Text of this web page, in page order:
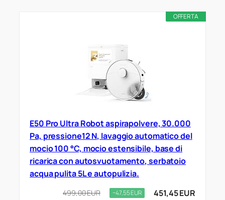
OFFERTA
E50 Pro Ultra Robot aspirapolvere, 30.000
Pa, pressione12 N, lavaggio automatico del
mocio 100 °C, mocio estensibile, base di
ricarica con autosvuotamento, serbatoio
acqua pulita 5L e autopulizia.
499,00 EUR −47,55 EUR 451,45 EUR